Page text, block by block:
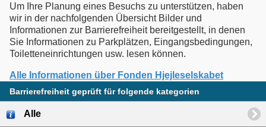
Um Ihre Planung eines Besuchs zu unterstützen, haben
wir in der nachfolgenden Übersicht Bilder und
Informationen zur Barrierefreiheit bereitgestellt, in denen
Sie Informationen zu Parkplätzen, Eingangsbedingungen,
Alle Informationen über Fonden Hjejleselskabet
Barrierefreiheit geprüft für folgende kategorien
Alle